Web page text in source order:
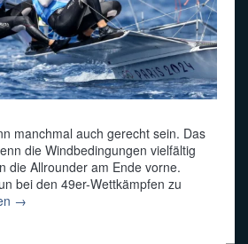
manchmal auch gerecht sein. Das
die Windbedingungen vielfältig
die Allrounder am Ende vorne.
bei den 49er-Wettkämpfen zu
→